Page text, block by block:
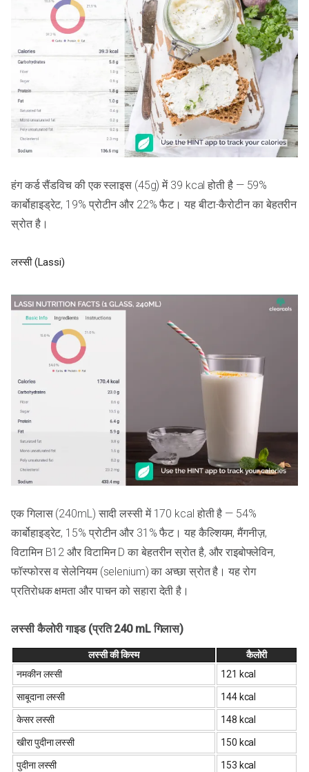
हंग कर्ड सैंडविच की एक स्लाइस (45g) में 39 kcal होती है — 59%
कार्बोहाइड्रेट, 19% प्रोटीन और 22% फैट। यह बीटा-कैरोटीन का बेहतरीन
स्रोत है।
लस्सी (Lassi)
एक गिलास (240mL) सादी लस्सी में 170 kcal होती है — 54%
कार्बोहाइड्रेट, 15% प्रोटीन और 31% फैट। यह कैल्शियम, मैंगनीज़,
विटामिन B12 और विटामिन D का बेहतरीन स्रोत है, और राइबोफ्लेविन,
फॉस्फोरस व सेलेनियम (selenium) का अच्छा स्रोत है। यह रोग
प्रतिरोधक क्षमता और पाचन को सहारा देती है।
लस्सी कैलोरी गाइड (प्रति 240 mL गिलास)
लस्सी की किस्म
कैलोरी
नमकीन लस्सी
121 kcal
साबूदाना लस्सी 144 kcal
केसर लस्सी 148 kcal
खीरा पुदीना लस्सी 150 kcal
पुदीना लस्सी 153 kcal